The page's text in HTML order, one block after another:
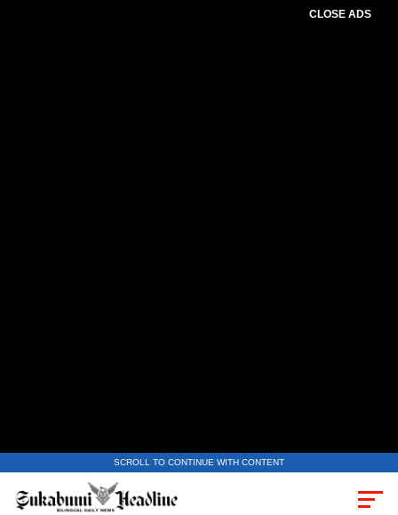
CLOSE ADS
SCROLL TO CONTINUE WITH CONTENT